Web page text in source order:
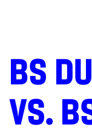
BS
VS.